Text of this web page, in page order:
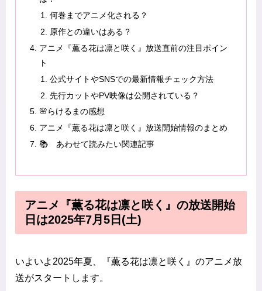
何巻までアニメ化される？
原作との違いはある？
アニメ『薫る花は凛と咲く』放送直前の注目ポイン
ト
公式サイトやSNSでの最新情報チェック方法
先行カットやPV映像は公開されている？
🌸らけるまの感想
アニメ『薫る花は凛と咲く』放送開始情報のまとめ
📚 あわせて読みたい関連記事
アニメ『薫る花は凛と咲く』の放送開始
日は2025年7月5日(土)
いよいよ2025年夏、『薫る花は凛と咲く』のアニメ放
送がスタートします。